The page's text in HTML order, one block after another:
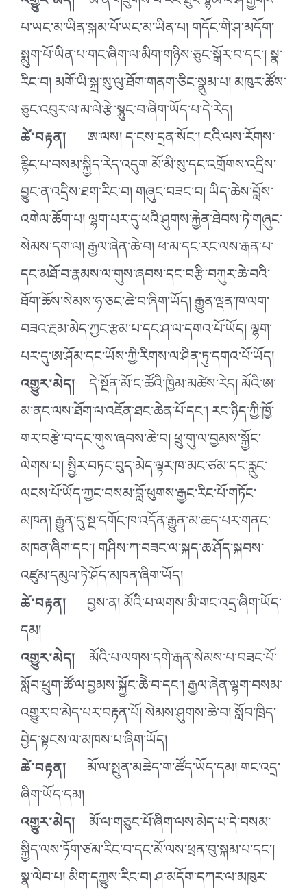
པ་ཡང་མ་ཡིན་སྐམ་པོ་ཡང་མ་ཡིན་པ། གདོང་གི་ཤ་མདོག་
སྨུག་པོ་ཡིན་པ་གང་ཞིག་ལ་མིག་གཉིས་ཅུང་སྒོར་བ་དང་། སྣ་
རིང་བ། མགོ་ཡི་སྐྲ་སུ་ལུ་ཐོག་གནག་ཅིང་སྣུམ་པ། མཁུར་ཚོས་
ཅུང་འབུར་ལ་མ་ལེ་རྩེ་སྙུང་བ་ཞིག་ཡོད་པ་དེ་རེད།
ཚེ་བརྟན། ཨ་ལས། ད་ངས་དྲན་སོང་། ངའི་ལས་རོགས་
རྙིང་པ་བསམ་སྐྱིད་རེད་འདུག མོ་མི་སུ་དང་འགྲོགས་འདྲིས་
བྱུང་ན་འདྲིས་ཐག་རིང་བ། གཞུང་བཟང་བ། ཡིད་ཆེས་བློས་
འགེལ་ཆོག་པ། ལྷག་པར་དུ་ཕའི་ཤུགས་རྐྱེན་ཐེབས་ཏེ་གཞུང་
སེམས་དག་ལ། རྒྱལ་ཞེན་ཆེ་བ། ཕ་མ་དང་རང་ལས་རྒན་པ་
དང་མཐོ་བ་རྣམས་ལ་གུས་ཞབས་དང་བརྩི་བཀུར་ཆེ་བའི་
ཐོག་ཆོས་སེམས་ཧ་ཅང་ཆེ་བ་ཞིག་ཡོད། རྒྱུན་ལྡན་ཁ་ལག་
བཟའ་རྔམ་མེད་ཀྱང་རྩམ་པ་དང་ཤ་ལ་དགའ་པོ་ཡོད། ལྷག་
པར་དུ་ཨ་ཤོམ་དང་ཡོས་ཀྱི་རིགས་ལ་ཤིན་ཏུ་དགའ་པོ་ཡོད།
འགྱུར་མེད། དེ་སྔོན་མོ་ང་ཚོའི་ཁྱིམ་མཚེས་རེད། མོའི་ཨ་
མ་ནང་ལས་ཐོག་ལ་འཇོན་ཐང་ཆེན་པོ་དང་། རང་ཉིད་ཀྱི་ཁྱོ་
གར་བརྩེ་བ་དང་གུས་ཞབས་ཆེ་བ། ཕྲུ་གུ་ལ་བྱམས་སྐྱོང་
ལེགས་པ། སྤྱིར་བཏང་བུད་མེད་ལྟར་ཁ་མང་ཙམ་དང་རླུང་
ལངས་པོ་ཡོད་ཀྱང་བསམ་བློ་ཕུགས་རྒྱང་རིང་པོ་གཏོང་
མཁན། རྒྱུན་དུ་སྔ་དགོང་ཁ་འདོན་རྒྱུན་མ་ཆད་པར་གནང་
མཁན་ཞིག་དང་། གཤིས་ཀ་བཟང་ལ་སྐད་ཆ་ཤོད་སྐབས་
འཛུམ་དམུལ་ཏེ་ཤོད་མཁན་ཞིག་ཡོད།
ཚེ་བརྟན། བྱས་ན། མོའི་པ་ལགས་མི་གང་འདྲ་ཞིག་ཡོད་
དམ།
འགྱུར་མེད། མོའི་པ་ལགས་དགེ་རྒན་སེམས་པ་བཟང་པོ་
སློབ་ཕྲུག་ཚོ་ལ་བྱམས་སྐྱོང་ཆེེ་བ་དང་། རྒྱལ་ཞེན་ལྷག་བསམ་
འགྱུར་བ་མེད་པར་བརྟན་པོ། སེམས་ཤུགས་ཆེ་བ། སློབ་ཁྲིད་
བྱེད་སྟངས་ལ་མཁས་པ་ཞིག་ཡོད།
ཚེ་བརྟན། མོ་ལ་སྤུན་མཆེད་ག་ཚོད་ཡོད་དམ། གང་འདྲ་
ཞིག་ཡོད་དམ།
འགྱུར་མེད། མོ་ལ་གཅུང་པོ་ཞིག་ལས་མེད་པ་དེ་བསམ་
སྐྱིད་ལས་ཏོག་ཙམ་རིང་བ་དང་མོ་ལས་ཕྲན་བུ་སྐམ་པ་དང་།
སྣ་ལེབ་པ། མིག་དཀྱུས་རིང་བ། ཤ་མདོག་དཀར་ལ་མཁུར་